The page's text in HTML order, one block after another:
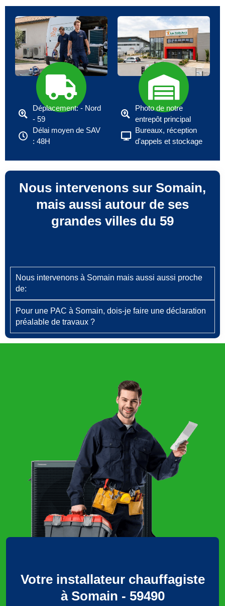
Déplacement: - Nord
- 59
Délai moyen de SAV
: 48H
Photo de notre
entrepôt principal
Bureaux, réception
d'appels et stockage
Nous intervenons sur Somain,
mais aussi autour de ses
grandes villes du 59
Nous intervenons à Somain mais aussi aussi proche
de:
Pour une PAC à Somain, dois‑je faire une déclaration
préalable de travaux ?
Votre installateur chauffagiste
à Somain - 59490